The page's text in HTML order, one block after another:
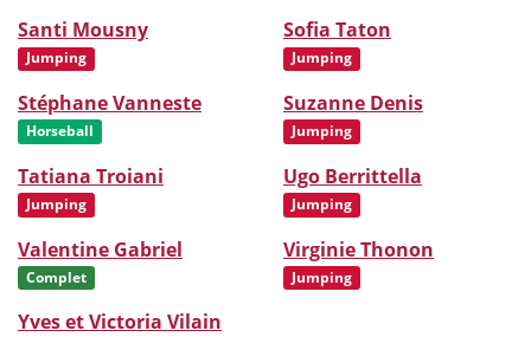
Santi Mousny
Jumping
Sofia Taton
Jumping
Stéphane Vanneste
Horseball
Suzanne Denis
Jumping
Tatiana Troiani
Jumping
Ugo Berrittella
Jumping
Valentine Gabriel
Complet
Virginie Thonon
Jumping
Yves et Victoria Vilain